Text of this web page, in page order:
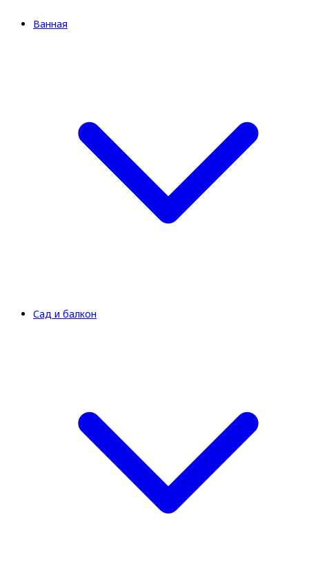
Ванная
Сад и балкон